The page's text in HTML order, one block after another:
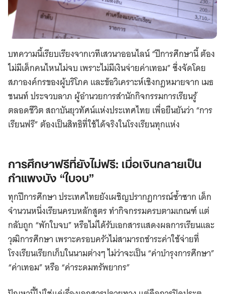
บทความนี้เรียบเรียงจากเวทีเสวนาออนไลน์ “ปีการศึกษานี้ ต้อง
ไม่มีเด็กคนไหนไม่จบ เพราะไม่มีเงินจ่ายค่าเทอม” ซึ่งจัดโดย
สภาองค์กรของผู้บริโภค และข้อวิเคราะห์เชิงกฎหมายจาก เมธ
ชนนท์ ประจวบลาภ ผู้อำนวยการสำนักกิจกรรมการเรียนรู้
ตลอดชีวิต สถาบันยุวทัศน์แห่งประเทศไทย เพื่อยืนยันว่า “การ
เรียนฟรี” ต้องเป็นสิทธิที่ใช้ได้จริงในโรงเรียนทุกแห่ง
การศึกษาฟรีที่ยังไม่ฟรี: เมื่อเงินกลายเป็น
กำแพงบัง “ใบจบ”
ทุกปีการศึกษา ประเทศไทยยังเผชิญปรากฏการณ์ซ้ำซาก เด็ก
จำนวนหนึ่งเรียนครบหลักสูตร ทำกิจกรรมครบตามเกณฑ์ แต่
กลับถูก “พักใบจบ” หรือไม่ได้รับเอกสารแสดงผลการเรียนและ
วุฒิการศึกษา เพราะครอบครัวไม่สามารถชำระค่าใช้จ่ายที่
โรงเรียนเรียกเก็บในนามต่างๆ ไม่ว่าจะเป็น “ค่าบำรุงการศึกษา”
“ค่าเทอม” หรือ “ค่าระดมทรัพยากร”